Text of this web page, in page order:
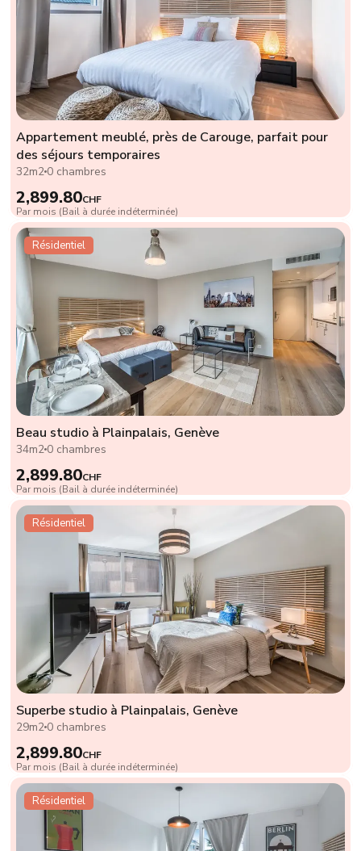
Appartement meublé, près de Carouge, parfait pour
des séjours temporaires
32m2 0 chambres
2,899.80CHF
Par mois (Bail à durée indéterminée)
Résidentiel
Beau studio à Plainpalais, Genève
34m2 0 chambres
2,899.80CHF
Par mois (Bail à durée indéterminée)
Résidentiel
Superbe studio à Plainpalais, Genève
29m2 0 chambres
2,899.80CHF
Par mois (Bail à durée indéterminée)
Résidentiel